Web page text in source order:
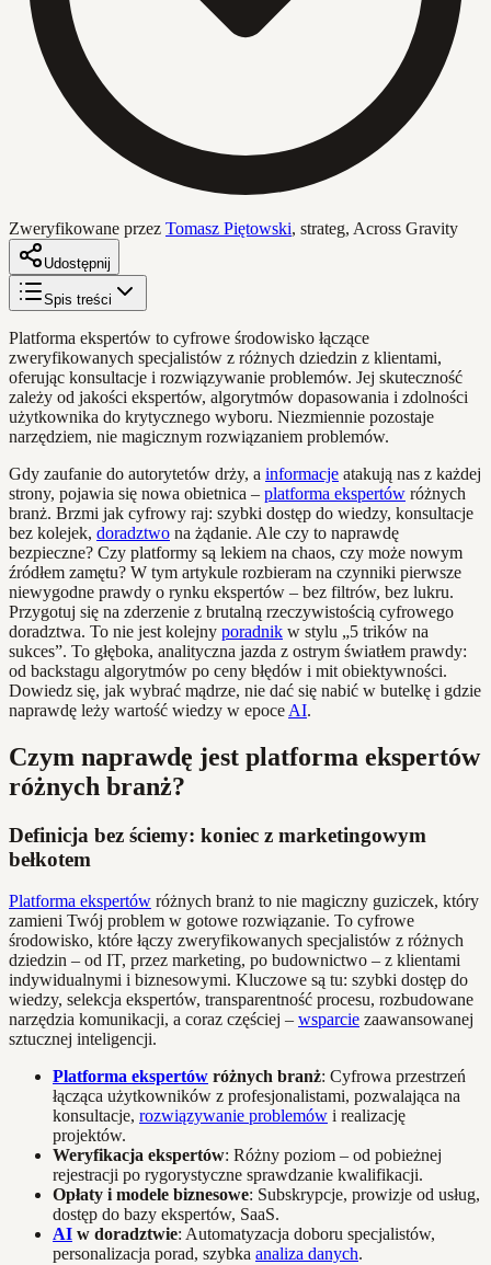
Zweryfikowane przez Tomasz Piętowski, strateg, Across Gravity
Udostępnij
Spis treści
Platforma ekspertów to cyfrowe środowisko łączące
zweryfikowanych specjalistów z różnych dziedzin z klientami,
oferując konsultacje i rozwiązywanie problemów. Jej skuteczność
zależy od jakości ekspertów, algorytmów dopasowania i zdolności
użytkownika do krytycznego wyboru. Niezmiennie pozostaje
narzędziem, nie magicznym rozwiązaniem problemów.
Gdy zaufanie do autorytetów drży, a informacje atakują nas z każdej
strony, pojawia się nowa obietnica – platforma ekspertów różnych
branż. Brzmi jak cyfrowy raj: szybki dostęp do wiedzy, konsultacje
bez kolejek, doradztwo na żądanie. Ale czy to naprawdę
bezpieczne? Czy platformy są lekiem na chaos, czy może nowym
źródłem zamętu? W tym artykule rozbieram na czynniki pierwsze
niewygodne prawdy o rynku ekspertów – bez filtrów, bez lukru.
Przygotuj się na zderzenie z brutalną rzeczywistością cyfrowego
doradztwa. To nie jest kolejny poradnik w stylu „5 trików na
sukces”. To głęboka, analityczna jazda z ostrym światłem prawdy:
od backstagu algorytmów po ceny błędów i mit obiektywności.
Dowiedz się, jak wybrać mądrze, nie dać się nabić w butelkę i gdzie
naprawdę leży wartość wiedzy w epoce AI.
Czym naprawdę jest platforma ekspertów
różnych branż?
Definicja bez ściemy: koniec z marketingowym
bełkotem
Platforma ekspertów różnych branż to nie magiczny guziczek, który
zamieni Twój problem w gotowe rozwiązanie. To cyfrowe
środowisko, które łączy zweryfikowanych specjalistów z różnych
dziedzin – od IT, przez marketing, po budownictwo – z klientami
indywidualnymi i biznesowymi. Kluczowe są tu: szybki dostęp do
wiedzy, selekcja ekspertów, transparentność procesu, rozbudowane
narzędzia komunikacji, a coraz częściej – wsparcie zaawansowanej
sztucznej inteligencji.
Platforma ekspertów różnych branż: Cyfrowa przestrzeń
łącząca użytkowników z profesjonalistami, pozwalająca na
konsultacje, rozwiązywanie problemów i realizację
projektów.
Weryfikacja ekspertów: Różny poziom – od pobieżnej
rejestracji po rygorystyczne sprawdzanie kwalifikacji.
Opłaty i modele biznesowe: Subskrypcje, prowizje od usług,
dostęp do bazy ekspertów, SaaS.
AI w doradztwie: Automatyzacja doboru specjalistów,
personalizacja porad, szybka analiza danych.